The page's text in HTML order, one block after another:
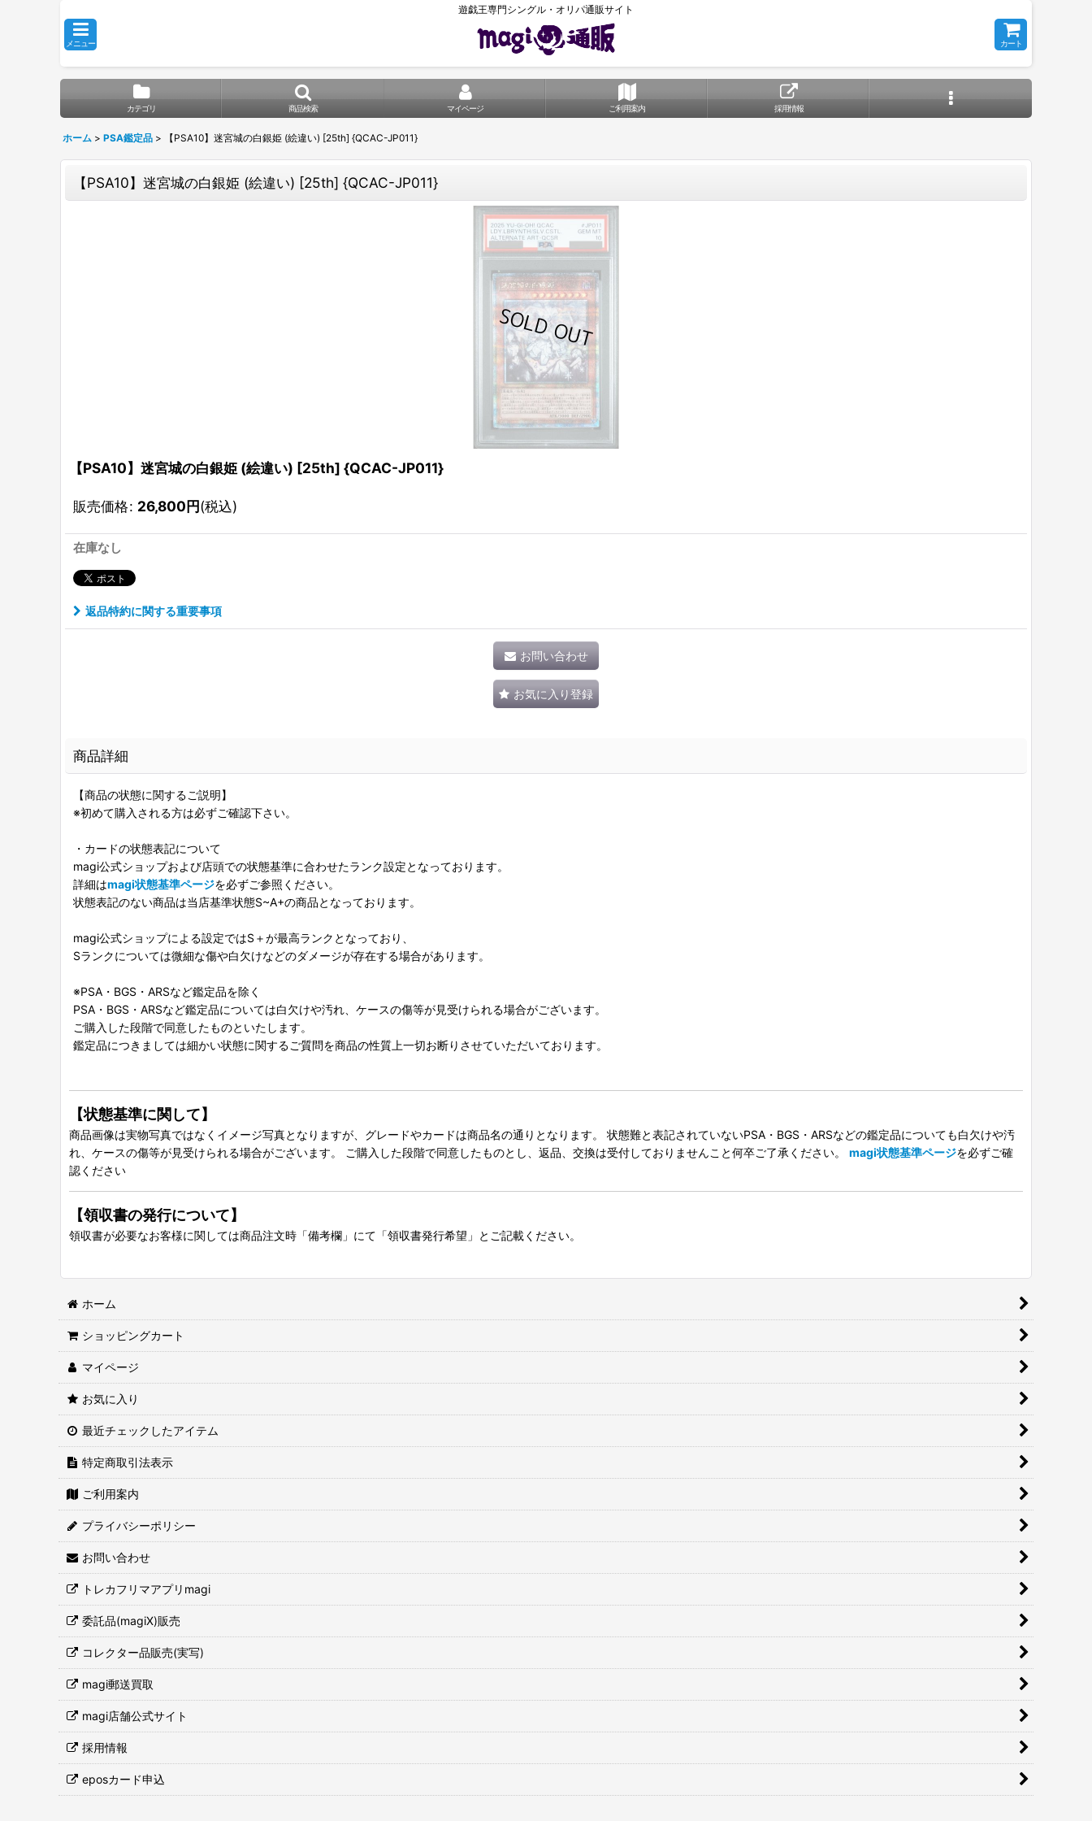
遊戯王専門シングル・オリパ通販サイト
メニュー カート
カテゴリ 商品検索 マイページ ご利用案内 採用情報
ホーム > PSA鑑定品 > 【PSA10】迷宮城の白銀姫 (絵違い) [25th] {QCAC-JP011}
【PSA10】迷宮城の白銀姫 (絵違い) [25th] {QCAC-JP011}
【PSA10】迷宮城の白銀姫 (絵違い) [25th] {QCAC-JP011}
販売価格: 26,800円(税込)
在庫なし
返品特約に関する重要事項
お問い合わせ
お気に入り登録
商品詳細
【商品の状態に関するご説明】
※初めて購入される方は必ずご確認下さい。
・カードの状態表記について
magi公式ショップおよび店頭での状態基準に合わせたランク設定となっております。
詳細はmagi状態基準ページを必ずご参照ください。
状態表記のない商品は当店基準状態S~A+の商品となっております。
magi公式ショップによる設定ではS＋が最高ランクとなっており、
Sランクについては微細な傷や白欠けなどのダメージが存在する場合があります。
※PSA・BGS・ARSなど鑑定品を除く
PSA・BGS・ARSなど鑑定品については白欠けや汚れ、ケースの傷等が見受けられる場合がございます。
ご購入した段階で同意したものといたします。
鑑定品につきましては細かい状態に関するご質問を商品の性質上一切お断りさせていただいております。
【状態基準に関して】
商品画像は実物写真ではなくイメージ写真となりますが、グレードやカードは商品名の通りとなります。 状態難と表記されていないPSA・BGS・ARSなどの鑑定品についても白欠けや汚
れ、ケースの傷等が見受けられる場合がございます。 ご購入した段階で同意したものとし、返品、交換は受付しておりませんこと何卒ご了承ください。 magi状態基準ページを必ずご確
認ください
【領収書の発行について】
領収書が必要なお客様に関しては商品注文時「備考欄」にて「領収書発行希望」とご記載ください。
ホーム
ショッピングカート
マイページ
お気に入り
最近チェックしたアイテム
特定商取引法表示
ご利用案内
プライバシーポリシー
お問い合わせ
トレカフリマアプリmagi
委託品(magiX)販売
コレクター品販売(実写)
magi郵送買取
magi店舗公式サイト
採用情報
eposカード申込